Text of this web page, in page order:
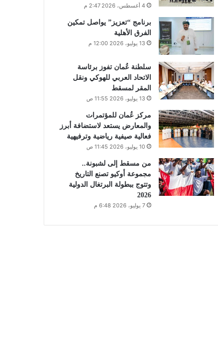
4 أغسطس، 2026 2:47 م
برنامج “تعزيز” يواصل تمكين
الفرق الأهلية
13 يوليو، 2026 12:00 م
سلطنة عُمان تفوز برئاسة
الاتحاد العربي للهوكي ونقل
المقر لمسقط
13 يوليو، 2026 11:55 ص
مركز عُمان للمؤتمرات
والمعارض يستعد لاستضافة أبرز
فعالية صيفية رياضية وترفيهية
10 يوليو، 2026 11:45 ص
من مسقط إلى لشبونة..
مجموعة أوكيو تصنع التاريخ
وتتوج ببطولة البرتغال الدولية
2026
7 يوليو، 2026 6:48 م